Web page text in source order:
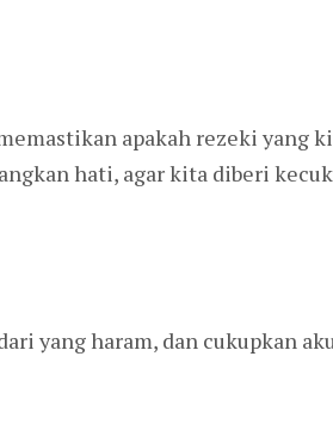
apakah rezeki yang
hati, agar kita diberi
yang haram, dan cukupkan